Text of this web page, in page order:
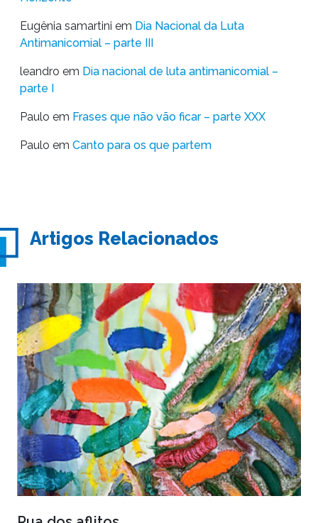
Eugênia samartini em Dia Nacional da Luta
Antimanicomial – parte III
leandro em Dia nacional de luta antimanicomial –
parte I
Paulo em Frases que não vão ficar – parte XXX
Paulo em Canto para os que partem
Artigos Relacionados